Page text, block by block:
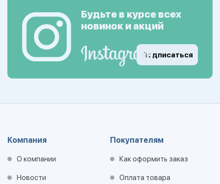
Будьте в курсе всех
новинок и акций
Подписаться
Компания
О компании
Новости
Покупателям
Как оформить заказ
Оплата товара